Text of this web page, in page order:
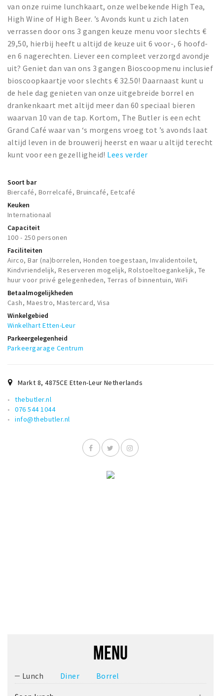
Inloggen
van onze ruime lunchkaart, onze welbekende High Tea,
High Wine of High Beer. ’s Avonds kunt u zich laten
verrassen door ons 3 gangen keuze menu voor slechts €
29,50, hierbij heeft u altijd de keuze uit 6 voor-, 6 hoofd-
en 6 nagerechten. Liever een compleet verzorgd avondje
uit? Geniet dan van ons 3 gangen Bioscoopmenu inclusief
bioscoopkaartje voor slechts € 32.50! Daarnaast kunt u
de hele dag genieten van onze uitgebreide borrel en
drankenkaart met altijd meer dan 60 speciaal bieren
waarvan 10 van de tap. Kortom, The Butler is een echt
Grand Café waar van ‘s morgens vroeg tot ’s avonds laat
altijd leven in de brouwerij heerst en waar u altijd terecht
kunt voor een gezelligheid! Lees verder
Soort bar
Biercafé, Borrelcafé, Bruincafé, Eetcafé
Keuken
Internationaal
Capaciteit
100 - 250 personen
Faciliteiten
Airco, Bar (na)borrelen, Honden toegestaan, Invalidentoilet,
Kindvriendelijk, Reserveren mogelijk, Rolstoeltoegankelijk, Te
huur voor privé gelegenheden, Terras of binnentuin, WiFi
Betaalmogelijkheden
Cash, Maestro, Mastercard, Visa
Winkelgebied
Winkelhart Etten-Leur
Parkeergelegenheid
Parkeergarage Centrum
Markt 8,4875CE Etten-Leur Netherlands
thebutler.nl
076 544 1044
info@thebutler.nl
MENU
Lunch Diner Borrel